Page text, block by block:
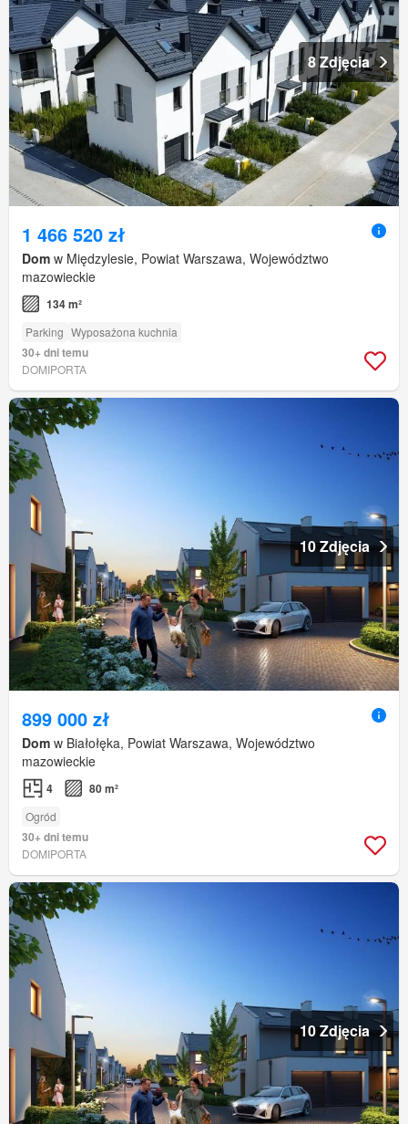
8 Zdjęcia
1 466 520 zł
Dom w Międzylesie, Powiat Warszawa, Województwo
mazowieckie
134 m²
Parking Wyposażona kuchnia
30+ dni temu
DOMIPORTA
10 Zdjęcia
899 000 zł
Dom w Białołęka, Powiat Warszawa, Województwo
mazowieckie
4 80 m²
Ogród
30+ dni temu
DOMIPORTA
10 Zdjęcia